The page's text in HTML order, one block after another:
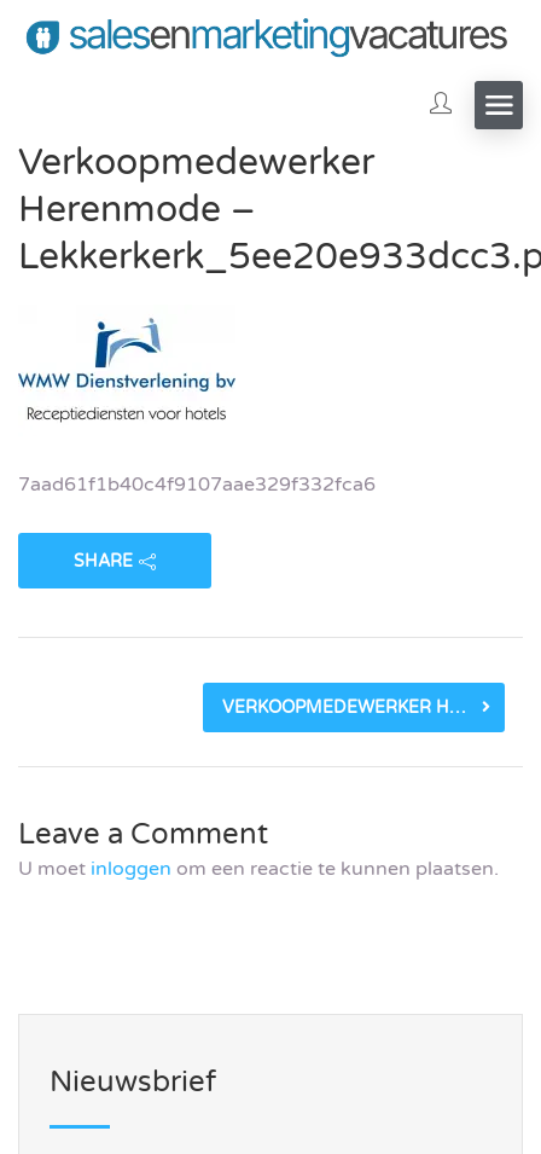
Verkoopmedewerker
Herenmode –
7aad61f1b40c4f9107aae329f332fca6
SHARE
VERKOOPMEDEWERKER HERENMODE – LEKKERKERK_5EE20E933DCC3.PNG
Leave a Comment
U moet inloggen om een reactie te kunnen plaatsen.
Nieuwsbrief